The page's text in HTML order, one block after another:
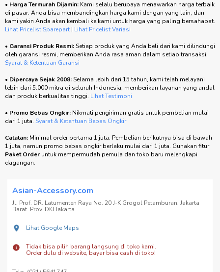
• Harga Termurah Dijamin: Kami selalu berupaya menawarkan harga terbaik
di pasar. Anda bisa membandingkan harga kami dengan yang lain, dan
kami yakin Anda akan kembali ke kami untuk harga yang paling bersahabat.
Lihat Pricelist Sparepart | Lihat Pricelist Variasi
• Garansi Produk Resmi:Setiap produk yang Anda beli dari kami dilindungi
oleh garansi resmi, memberikan Anda rasa aman dalam setiap transaksi.
Syarat & Ketentuan Garansi
• Dipercaya Sejak 2008:Selama lebih dari 15 tahun, kami telah melayani
lebih dari 5.000 mitra di seluruh Indonesia, memberikan layanan yang andal
dan produk berkualitas tinggi. Lihat Testimoni
• Promo Bebas Ongkir: Nikmati pengiriman gratis untuk pembelian mulai
dari 1 juta. Syarat & Ketentuan Bebas Ongkir
Catatan: Minimal order pertama 1 juta. Pembelian berikutnya bisa di bawah
1 juta, namun promo bebas ongkir berlaku mulai dari 1 juta. Gunakan fitur
Paket Order untuk mempermudah pemula dan toko baru melengkapi
dagangan.
Asian-Accessory.com
Jl. Prof. DR. Latumenten Raya No. 20 J-K Grogol Petamburan. Jakarta
Barat. Prov. DKI Jakarta
Lihat Google Maps
Tidak bisa pilih barang langsung di toko kami.
Order dulu di website, bayar bisa cash di toko!